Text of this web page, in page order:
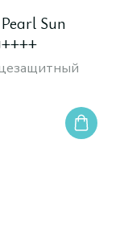
Sun